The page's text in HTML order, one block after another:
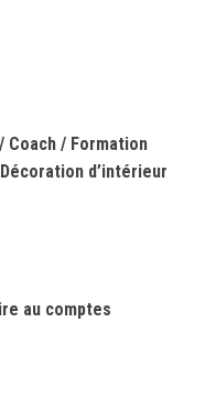
Coach / Formation
d’intérieur
au comptes